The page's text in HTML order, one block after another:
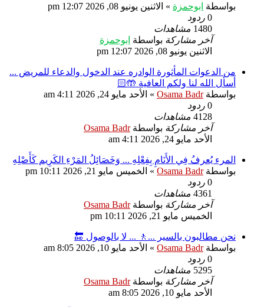
بواسطة ابوحمزة » الاثنين يونيو 08, 2026 12:07 pm
0 ردود
1480 مشاهدات
آخر مشاركة بواسطة ابوحمزة
الاثنين يونيو 08, 2026 12:07 pm
من الدعوات المأثورة الوادره عند الدخول والدعاء للمريض ...
أسأل الله لنا ولكم العافية 🤲🏻
بواسطةOsama Badr
» الأحد مايو 24, 2026 4:11 am
0 ردود
4128 مشاهدات
آخر مشاركة بواسطةOsama Badr
الأحد مايو 24, 2026 4:11 am
المرء يُعرفُ فِي الأَنَامِ بِفِعْلِهِ ... وَخَصَائِلُ المَرْءِ الكَرِيم كَأَصْلِهِ
بواسطةOsama Badr
» الخميس مايو 21, 2026 10:11 pm
0 ردود
4361 مشاهدات
آخر مشاركة بواسطةOsama Badr
الخميس مايو 21, 2026 10:11 pm
نحن مطالبون بالسير ...🚶 ... لا بالوصول 🔚
بواسطةOsama Badr
» الأحد مايو 10, 2026 8:05 am
0 ردود
5295 مشاهدات
آخر مشاركة بواسطةOsama Badr
الأحد مايو 10, 2026 8:05 am